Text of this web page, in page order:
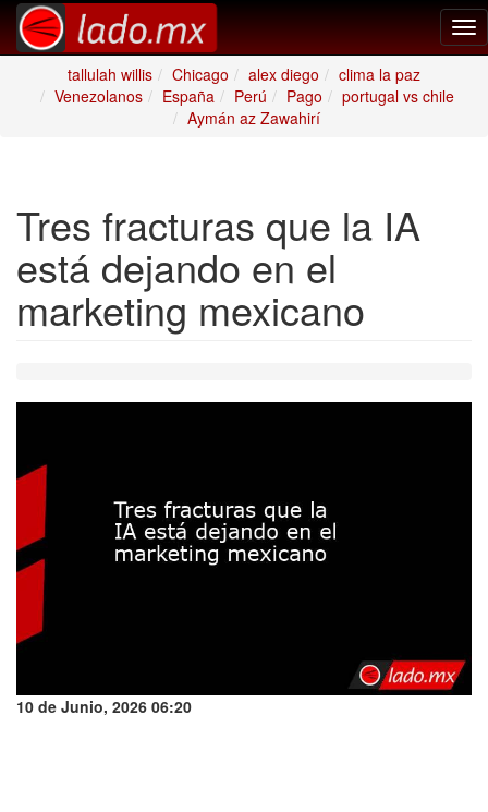
tallulah willis
Chicago alex diego
clima la paz
Venezolanos
España Perú Pago
portugal vs chile
Aymán az Zawahirí
Tres fracturas que la IA
está dejando en el
marketing mexicano
10 de Junio, 2026 06:20